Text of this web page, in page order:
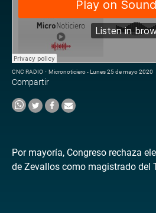
CNC RADIO · Micronoticiero - Lunes 25 de mayo 2020
Compartir
Por mayoría, Congreso rechaza
de Zevallos como magistrado del